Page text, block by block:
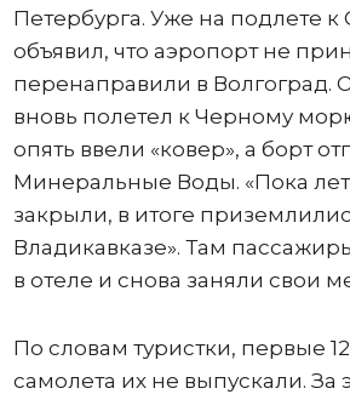
Петербурга. Уже на подлете
объявил, что аэропорт не
перенаправили в Волгоград.
вновь полетел к Черному
опять ввели «ковер», а борт
Минеральные Воды. «Пока
закрыли, в итоге
Владикавказе». Там
в отеле и снова заняли свои
По словам туристки, первые
самолета их не выпускали. За